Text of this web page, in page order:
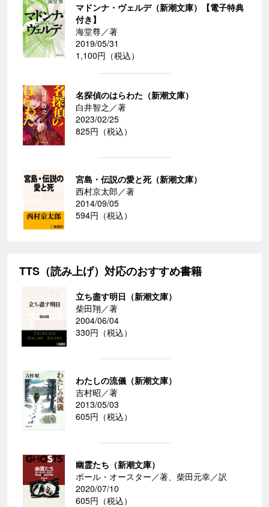
マドンナ・ヴェルデ（新潮文庫）【電子特典
付き】
海堂尊／著
2019/05/31
1,100円（税込）
名探偵のはらわた（新潮文庫）
白井智之／著
2023/02/25
825円（税込）
宮島・伝説の愛と死（新潮文庫）
西村京太郎／著
2014/09/05
594円（税込）
TTS（読み上げ）対応のおすすめ書籍
立ち盡す明日（新潮文庫）
柴田翔／著
2004/06/04
330円（税込）
わたしの流儀（新潮文庫）
吉村昭／著
2013/05/03
605円（税込）
幽霊たち（新潮文庫）
ポール・オースター／著、柴田元幸／訳
2020/07/10
605円（税込）